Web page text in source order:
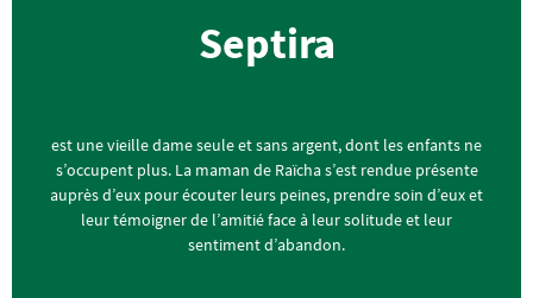
Septira
est une vieille dame seule et sans argent, dont les enfants ne
s’occupent plus. La maman de Raïcha s’est rendue présente
auprès d’eux pour écouter leurs peines, prendre soin d’eux et
leur témoigner de l’amitié face à leur solitude et leur
sentiment d’abandon.